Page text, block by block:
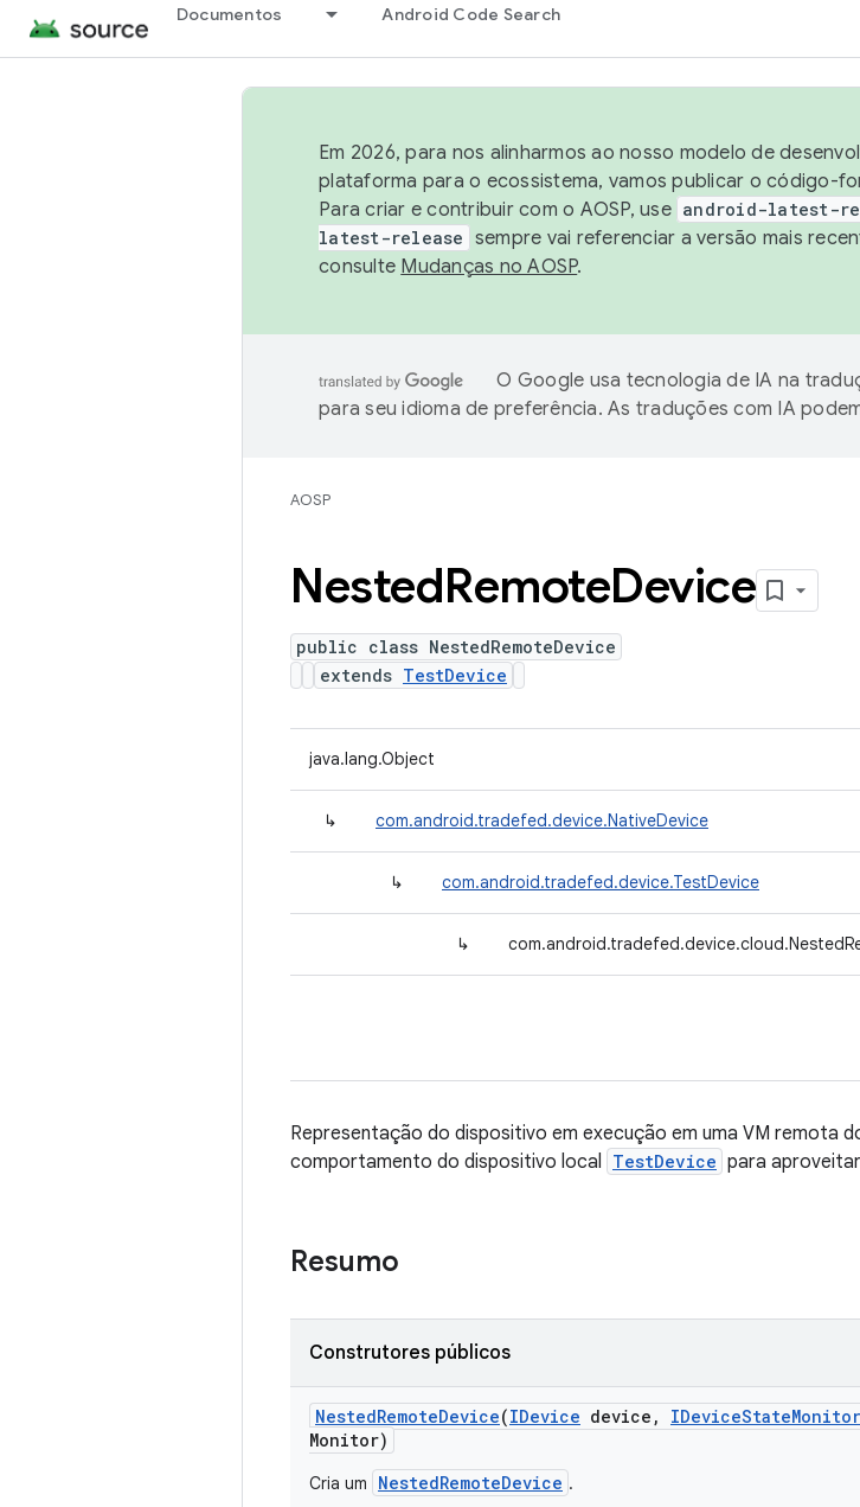
Documentos Android Code Search
Em 2026, para nos alinharmos ao nosso modelo de
plataforma para o ecossistema, vamos publicar o código-
Para criar e contribuir com o AOSP, use android-latest-
latest-release sempre vai referenciar a versão mais
consulte Mudanças no AOSP.
O Google usa tecnologia de IA na
para seu idioma de preferência. As traduções com IA
AOSP
NestedRemoteDevice
public class NestedRemoteDevice
extends TestDevice
java.lang.Object
↳ com.android.tradefed.device.NativeDevice
↳ com.android.tradefed.device.TestDevice
↳
Representação do dispositivo em execução em uma VM remota
comportamento do dispositivo local TestDevice para
Resumo
Construtores públicos
NestedRemoteDevice(IDevice device , IDeviceStateMonitor
Monitor)
Cria um NestedRemoteDevice .